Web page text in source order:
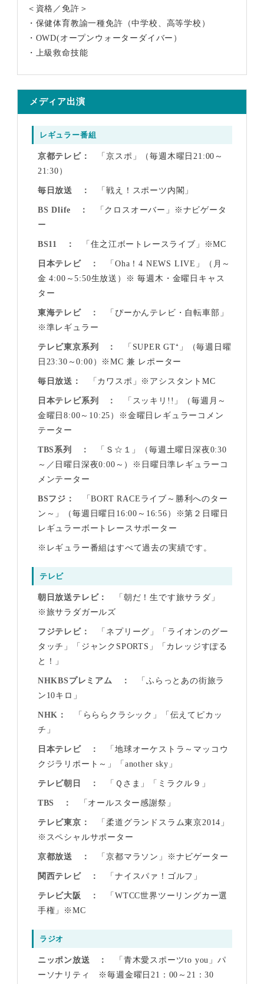
＜資格／免許＞
・保健体育教諭一種免許（中学校、高等学校）
・OWD(オープンウォーターダイバー）
・上級救命技能
メディア出演
レギュラー番組
京都テレビ
「京スポ」（毎週木曜日21:00～
21:30）
毎日放送 「戦え！スポーツ内閣」
BS Dlife
「クロスオーバー」※ナビゲータ
ー
BS11 「住之江ボートレースライブ」※MC
日本テレビ
「Oha！4 NEWS LIVE」（月～
金 4:00～5:50生放送）※ 毎週木・金曜日キャス
ター
東海テレビ
「ぴーかんテレビ・自転車部」
※準レギュラー
テレビ東京系列
「SUPER GT⁺」（毎週日曜
日23:30～0:00）※MC 兼 レポーター
毎日放送 「カワスポ」※アシスタントMC
日本テレビ系列
「スッキリ!!」（毎週月～
金曜日8:00～10:25）※金曜日レギュラーコメン
テーター
TBS系列
「Ｓ☆１」（毎週土曜日深夜0:30
～／日曜日深夜0:00～）※日曜日準レギュラーコ
メンテーター
BSフジ
「BORT RACEライブ～勝利へのター
ン～」（毎週日曜日16:00～16:56）※第２日曜日
レギュラーボートレースサポーター
※レギュラー番組はすべて過去の実績です。
テレビ
朝日放送テレビ
「朝だ！生です旅サラダ」
※旅サラダガールズ
フジテレビ
「ネプリーグ」「ライオンのグー
タッチ」「ジャンクSPORTS」「カレッジすぽる
と！」
NHKBSプレミアム
「ふらっとあの街旅ラ
ン10キロ」
NHK
「らららクラシック」「伝えてピカッ
チ」
日本テレビ
「地球オーケストラ～マッコウ
クジラリポート～」「another sky」
テレビ朝日 「Ｑさま」「ミラクル９」
TBS 「オールスター感謝祭」
テレビ東京
「柔道グランドスラム東京2014」
※スペシャルサポーター
京都放送 「京都マラソン」※ナビゲーター
関西テレビ 「ナイスパァ！ゴルフ」
テレビ大阪
「WTCC世界ツーリングカー選
手権」※MC
ラジオ
ニッポン放送
「青木愛スポーツto you」パ
ーソナリティ ※毎週金曜日21：00～21：30